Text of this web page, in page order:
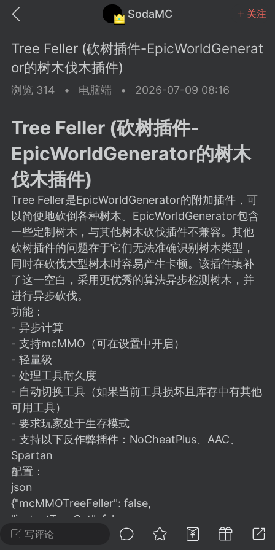
SodaMC 关注
中文社区
教程 材质 社区
潮涌核心
永久赞助者
11-27 02:06
电脑端 社区规则
议贴】SodaMC 的改进与建议 🧃
社区的建议&反馈板块，欢迎每
在这里畅所欲言，提出你对 社区功能、
、管理方式等方面 的任何想法！...
11 5.9k
潮涌核心
永久赞助者
24 23:37
电脑端 整合包分享
主页反馈贴
反馈你遇到的问题 以及 你期望的功能等
不方便可尝试通过邮箱与作者进行反馈
写评论
Tree Feller (砍树插件-EpicWorldGenerat
or的树木伐木插件)
浏览 314 • 电脑端 • 2026-07-09 08:16
Tree Feller (砍树插件-
EpicWorldGenerator的树木
伐木插件)
Tree Feller是EpicWorldGenerator的附加插件，可
以简便地砍倒各种树木。EpicWorldGenerator包含
一些定制树木，与其他树木砍伐插件不兼容。其他
砍树插件的问题在于它们无法准确识别树木类型，
同时在砍伐大型树木时容易产生卡顿。该插件填补
了这一空白，采用更优秀的算法异步检测树木，并
进行异步砍伐。
功能：
- 异步计算
- 支持mcMMO（可在设置中开启）
- 轻量级
- 处理工具耐久度
- 自动切换工具（如果当前工具损坏且库存中有其他
可用工具）
- 要求玩家处于生存模式
- 支持以下反作弊插件：NoCheatPlus、AAC、
Spartan
配置：
json
{"mcMMOTreeFeller": false,
"instantTreeCut": false,
"instantToInventory": true,